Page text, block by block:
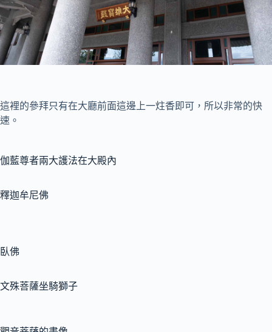
這裡的參拜只有在大廳前面這邊上一炷香即可，所以非常的快
速。
伽藍尊者兩大護法在大殿內
釋迦牟尼佛
臥佛
文殊菩薩坐騎獅子